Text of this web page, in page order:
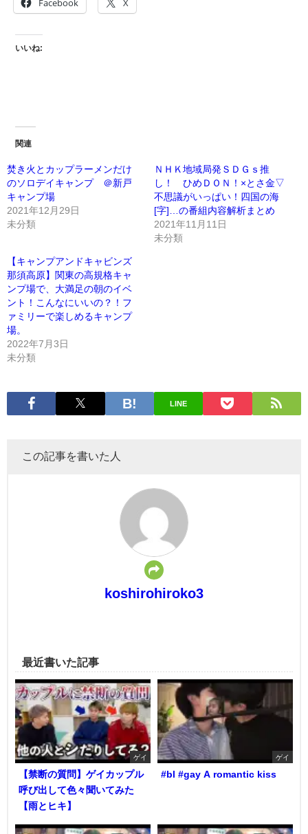
Facebook X
いいね:
関連
焚き火とカップラーメンだけ
のソロデイキャンプ ＠新戸
キャンプ場
2021年12月29日
未分類
ＮＨＫ地域局発ＳＤＧｓ推
し！ ひめＤＯＮ！×とさ金▽
不思議がいっぱい！四国の海
[字]…の番組内容解析まとめ
2021年11月11日
未分類
【キャンプアンドキャビンズ
那須高原】関東の高規格キャ
ンプ場で、大満足の朝のイベ
ント！こんなにいいの？！フ
ァミリーで楽しめるキャンプ
場。
2022年7月3日
未分類
LINE
この記事を書いた人
koshirohiroko3
最近書いた記事
ゲイ
【禁断の質問】ゲイカップル
呼び出して色々聞いてみた
【雨とヒキ】
ゲイ
#bl #gay A romantic kiss